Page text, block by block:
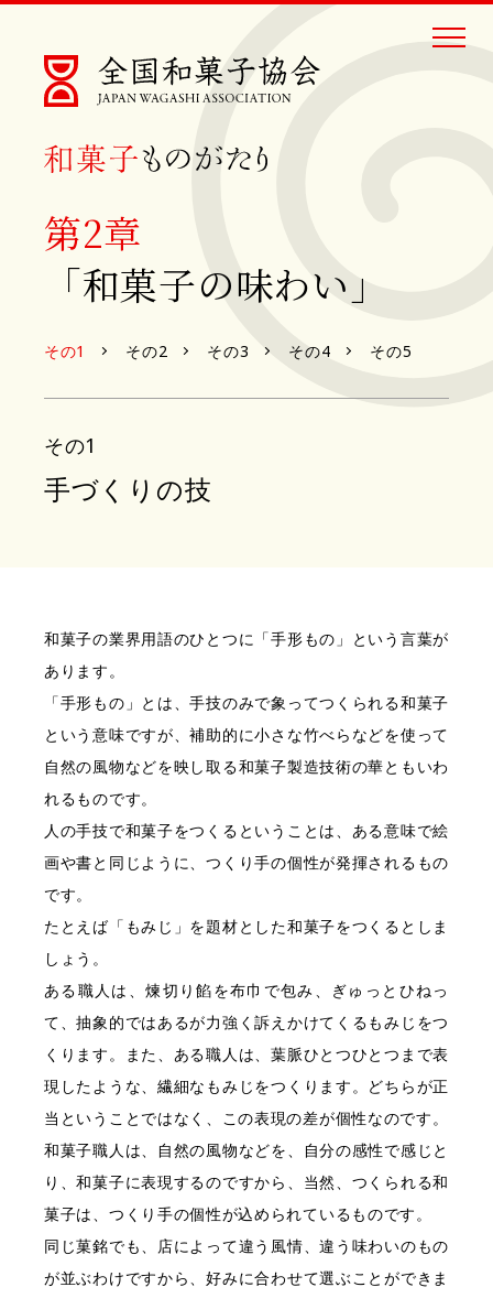
第2章
「和菓子の味わい」
その1 その2 その3 その4 その5
その1
手づくりの技
和菓子の業界用語のひとつに「手形もの」という言葉が
あります。
「手形もの」とは、手技のみで象ってつくられる和菓子
という意味ですが、補助的に小さな竹べらなどを使って
自然の風物などを映し取る和菓子製造技術の華ともいわ
れるものです。
人の手技で和菓子をつくるということは、ある意味で絵
画や書と同じように、つくり手の個性が発揮されるもの
です。
たとえば「もみじ」を題材とした和菓子をつくるとしま
しょう。
ある職人は、煉切り餡を布巾で包み、ぎゅっとひねっ
て、抽象的ではあるが力強く訴えかけてくるもみじをつ
くります。また、ある職人は、葉脈ひとつひとつまで表
現したような、繊細なもみじをつくります。どちらが正
当ということではなく、この表現の差が個性なのです。
和菓子職人は、自然の風物などを、自分の感性で感じと
り、和菓子に表現するのですから、当然、つくられる和
菓子は、つくり手の個性が込められているものです。
同じ菓銘でも、店によって違う風情、違う味わいのもの
が並ぶわけですから、好みに合わせて選ぶことができま